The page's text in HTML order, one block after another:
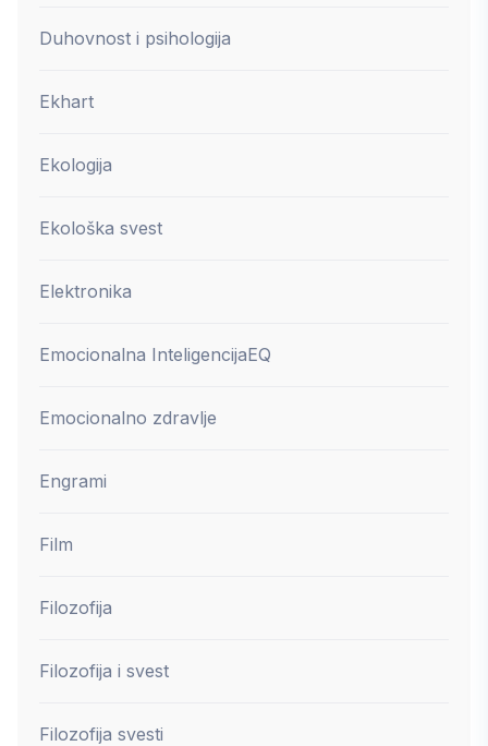
Duhovnost i psihologija
Ekhart
Ekologija
Ekološka svest
Elektronika
Emocionalna InteligencijaEQ
Emocionalno zdravlje
Engrami
Film
Filozofija
Filozofija i svest
Filozofija svesti